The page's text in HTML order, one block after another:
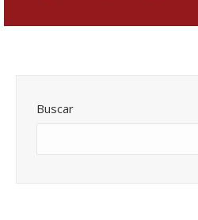
Buscar